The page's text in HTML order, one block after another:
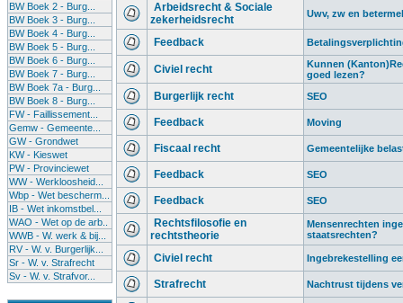
BW Boek 2 - Burg...
BW Boek 3 - Burg...
BW Boek 4 - Burg...
BW Boek 5 - Burg...
BW Boek 6 - Burg...
BW Boek 7 - Burg...
BW Boek 7a - Burg...
BW Boek 8 - Burg...
FW - Faillissement...
Gemw - Gemeente...
GW - Grondwet
KW - Kieswet
PW - Provinciewet
WW - Werkloosheid...
Wbp - Wet bescherm...
IB - Wet inkomstbel...
WAO - Wet op de arb..
WWB - W. werk & bij...
RV - W. v. Burgerlijk...
Sr - W. v. Strafrecht
Sv - W. v. Strafvor...
Arbeidsrecht & Sociale
zekerheidsrecht
Uwv, zw en
Feedback
Civiel recht
Kunnen
goed lezen?
Burgerlijk recht SEO
Feedback Moving
Fiscaal recht Gemeentelijke
Feedback SEO
Feedback SEO
Rechtsfilosofie en
rechtstheorie
Mensenrechten
staatsrechten?
Civiel recht Ingebrekestelling
Strafrecht Nachtrust tijdens